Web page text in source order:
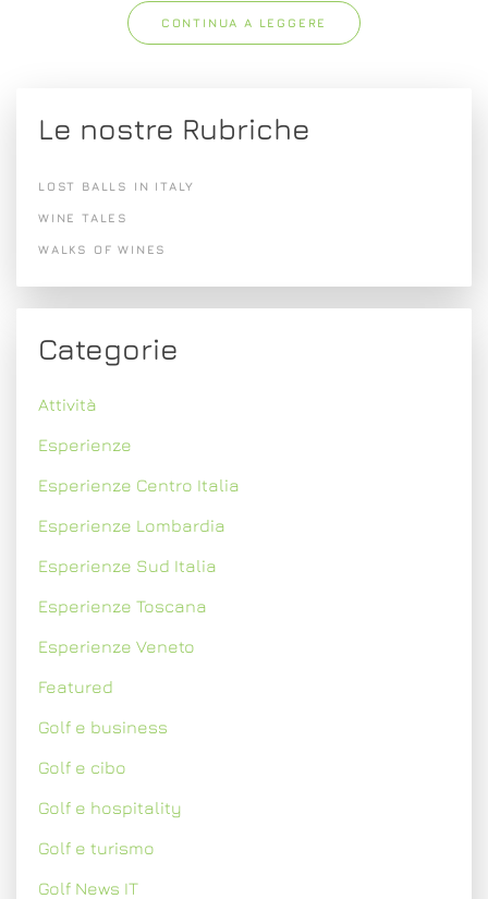
CONTINUA A LEGGERE
Le nostre Rubriche
LOST BALLS IN ITALY
WINE TALES
WALKS OF WINES
Categorie
Attività
Esperienze
Esperienze Centro Italia
Esperienze Lombardia
Esperienze Sud Italia
Esperienze Toscana
Esperienze Veneto
Featured
Golf e business
Golf e cibo
Golf e hospitality
Golf e turismo
Golf News IT